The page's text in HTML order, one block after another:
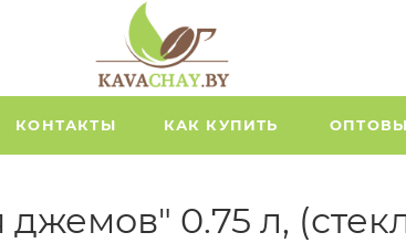
КОНТАКТЫ КАК КУПИТЬ
0.75 л,